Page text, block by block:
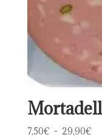
7,50€ – 29,90€